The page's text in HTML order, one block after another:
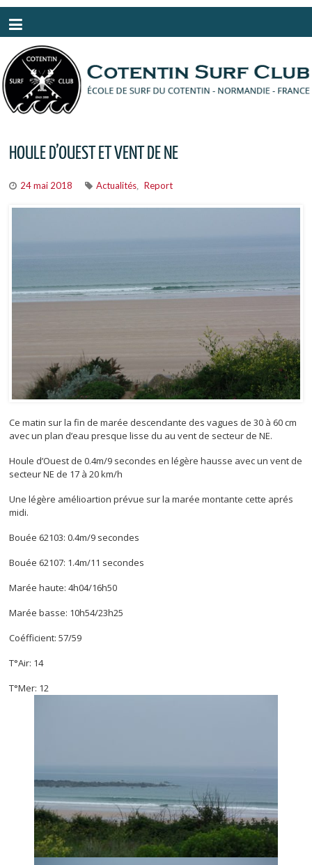
HOULE D’OUEST ET VENT DE NE
24 mai 2018 Actualités Report
Ce matin sur la fin de marée descendante des vagues de 30 à 60 cm
avec un plan d’eau presque lisse du au vent de secteur de NE.
Houle d’Ouest de 0.4m/9 secondes en légère hausse avec un vent de
secteur NE de 17 à 20 km/h
Une légère amélioartion prévue sur la marée montante cette aprés
midi.
Bouée 62103: 0.4m/9 secondes
Bouée 62107: 1.4m/11 secondes
Marée haute: 4h04/16h50
Marée basse: 10h54/23h25
Coéfficient: 57/59
T°Air: 14
T°Mer: 12
Panneau de gestion des cookies